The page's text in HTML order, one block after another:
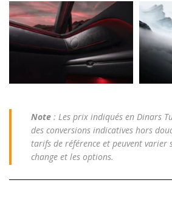
Note : Les prix indiqués en Dinars
des conversions indicatives hors
tarifs de référence et peuvent varier
change et les options.